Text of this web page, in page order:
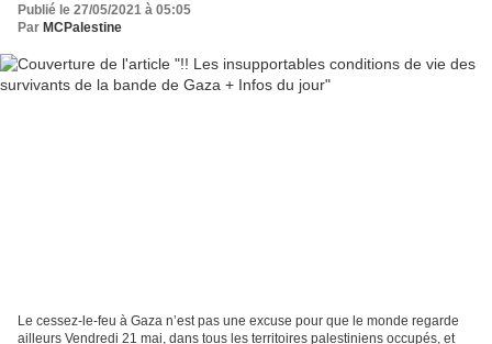
Publié le 27/05/2021 à 05:05
Par MCPalestine
Le cessez-le-feu à Gaza n’est pas une excuse pour que le monde regarde
ailleurs Vendredi 21 mai, dans tous les territoires palestiniens occupés, et